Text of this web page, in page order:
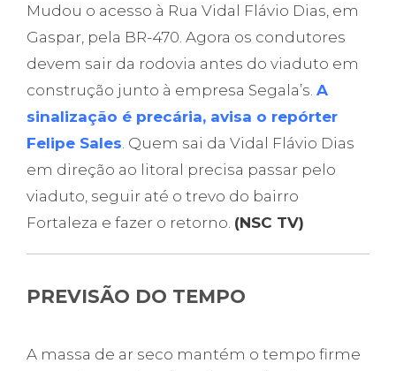
Mudou o acesso à Rua Vidal Flávio Dias, em
Gaspar, pela BR-470. Agora os condutores
devem sair da rodovia antes do viaduto em
construção junto à empresa Segala’s. A
sinalização é precária, avisa o repórter
Felipe Sales. Quem sai da Vidal Flávio Dias
em direção ao litoral precisa passar pelo
viaduto, seguir até o trevo do bairro
Fortaleza e fazer o retorno. (NSC TV)
PREVISÃO DO TEMPO
A massa de ar seco mantém o tempo firme